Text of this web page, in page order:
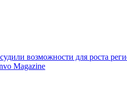
возможности для роста
Magazine